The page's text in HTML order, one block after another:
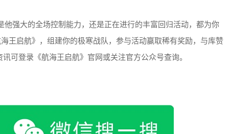
强大的全场控制能力，还是正在进行的丰富回归活动，都为你
王启航》，组建你的极寒战队，参与活动赢取稀有奖励，与库赞
可登录《航海王启航》官网或关注官方公众号查询。